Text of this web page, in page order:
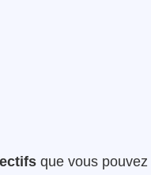
que vous